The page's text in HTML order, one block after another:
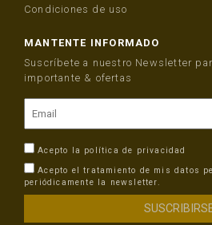
Condiciones de uso
MANTENTE INFORMADO
Suscríbete a nuestro Newsletter
importante & ofertas
Acepto la política de privacidad
Acepto el tratamiento de mis datos
periódicamente la newsletter.